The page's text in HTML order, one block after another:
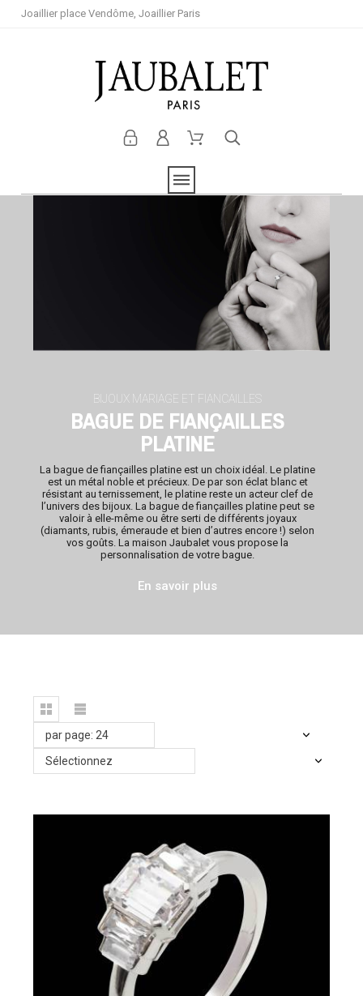
Joaillier place Vendôme, Joaillier Paris
BIJOUX MARIAGE ET FIANCAILLES
BAGUE DE FIANÇAILLES
PLATINE
La bague de fiançailles platine est un choix idéal. Le platine
est un métal noble et précieux. De par son éclat blanc et
résistant au ternissement, le platine reste un acteur clef de
l’univers des bijoux. La bague de fiançailles platinepeut se
valoir à elle-même ou être sertide différents joyaux
(diamants, rubis, émeraude et bien d’autres encore !) selon
vos goûts. La maison Jaubalet vous propose la
personnalisation de votre bague.
En savoir plus
par page: 24
Sélectionnez